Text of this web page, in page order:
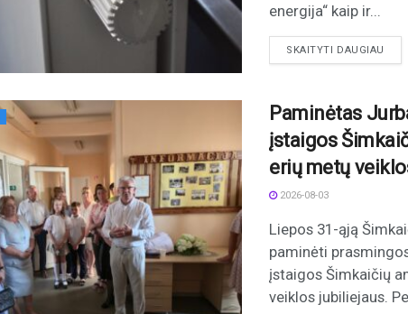
energija“ kaip ir...
SKAITYTI DAUGIAU
Paminėtas
įstaigos
erių metų
2026-08-03
Liepos 31-ąją
paminėti
įstaigos Šimkaičių
veiklos jubiliejaus.